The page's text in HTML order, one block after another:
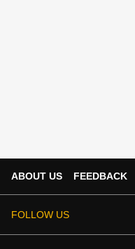
ABOUT US FEEDBACK
FOLLOW US